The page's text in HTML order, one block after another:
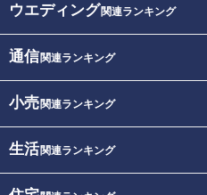
ウエディング関連ランキング
通信関連ランキング
小売関連ランキング
生活関連ランキング